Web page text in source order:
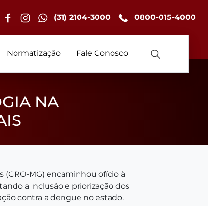
(31) 2104-3000 0800-015-4000
Normatização Fale Conosco
NA
(CRO-MG) encaminhou ofício à
a inclusão e priorização dos
contra a dengue no estado.